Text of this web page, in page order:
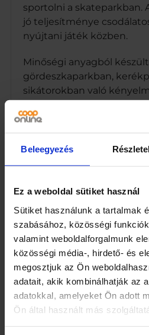
Beleegyezés
Ez a weboldal sütiket használ
Sütiket használunk a tartalmak
szabásához, közösségi
valamint weboldalforgalmunk
közösségi média-, hirdető- és
megosztjuk az Ön
adatait, akik kombinálhatják az
adatokkal, amelyeket Ön adott
Ön által használt más
t
t
a
5
g
b
r
s
s
a
l
m
e
n
n
y
sportolni a skateparkban.
jó teljesítménye
nyújtani játék közben.
Minőségi anyagból
gördeszkaparkban,
sikátorokban való
– mérete: 57 x 15,5 cm
– alumínium tehertartók
– max. terhelés 50 kg
– súly 1,8 kgEgy színes
szokatlangrafikával
játszótérre tett
sétányokon tett
A gördeszkán való
könyök- és térdvédő